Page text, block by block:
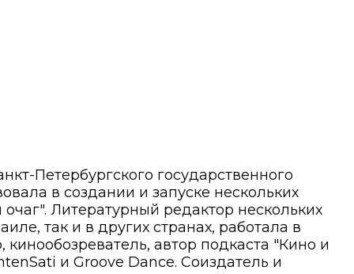
Петербургского государственного
в создании и запуске нескольких
Литературный редактор нескольких
так и в других странах, работала в
автор подкаста "Кино и
и Groove Dance. Соиздатель и